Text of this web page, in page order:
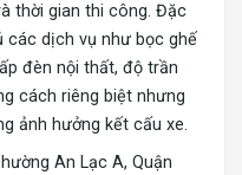
thời gian thi công. Đặc
các dịch vụ như bọc ghế
đèn nội thất, độ trần
cách riêng biệt nhưng
ảnh hưởng kết cấu xe.
An Lạc A, Quận